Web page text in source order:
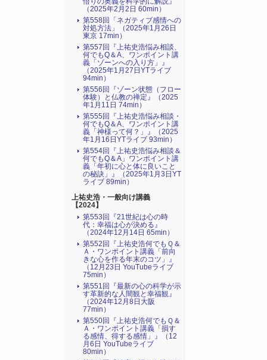
（2025年2月2日 60min）
第558回「ネガティブ感情への
対処方法」（2025年1月26日
東京 17min）
第557回『上祐史浩悩み相談、
何でもQ＆A、ワンポイント講
義「ゾーンへの入り方」』
（2025年1月27日YTライブ
94min）
第556回『ゾーン状態（フロー
体験）と仏教の禅定』（2025
年1月11日 74min）
第555回『上祐史浩悩み相談・
何でもQ＆A、ワンポイント講
義「神様って何？」』（2025
年1月16日YTライブ 93min）
第554回『上祐史浩悩み相談＆
何でもQ＆A」ワンポイント講
義「年初に心と体に良いこと
の秘訣」』（2025年1月3日YT
ライブ 89min）
上祐史浩・一般向け講義
【2024】
第553回『21世紀は心の時
代：幸福は心が決める』
（2024年12月14日 65min）
第552回『上祐史浩何でもＱ＆
Ａ・ワンポイント講義「前向
きな心を作る年末のコツ」』
（12月23日 YouTubeライブ
75min）
第551回『最新の心の科学が示
す革新的な人間観と幸福観』
（2024年12月8日大阪
77min）
第550回『上祐史浩何でもＱ＆
Ａ・ワンポイント講義「損す
る感情、得する感情」』（12
月6日 YouTubeライブ
80min）